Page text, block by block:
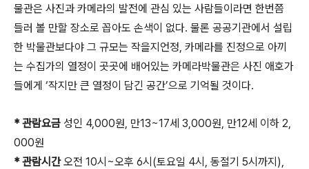
물관은 사진과 카메라의 발전에 관심 있는 사람들이라면 한번쯤
들러 볼 만할 장소로 꼽아도 손색이 없다. 물론 공공기관에서 설립
한 박물관보다야 그 규모는 작을지언정, 카메라를 진정으로 아끼
는 수집가의 열정이 곳곳에 배어있는 카메라박물관은 사진 애호가
들에게 ‘작지만 큰 열정이 담긴 공간’으로 기억될 것이다.
* 관람요금 성인 4,000원, 만13~17세 3,000원, 만12세 이하 2,
000원
* 관람시간오전 10시~오후 6시(토요일 4시, 동절기 5시까지),